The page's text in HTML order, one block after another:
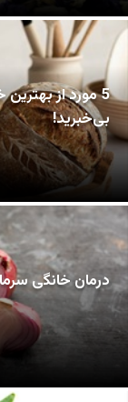
5 مورد از
بی‌خبرید!
درمان خانگی